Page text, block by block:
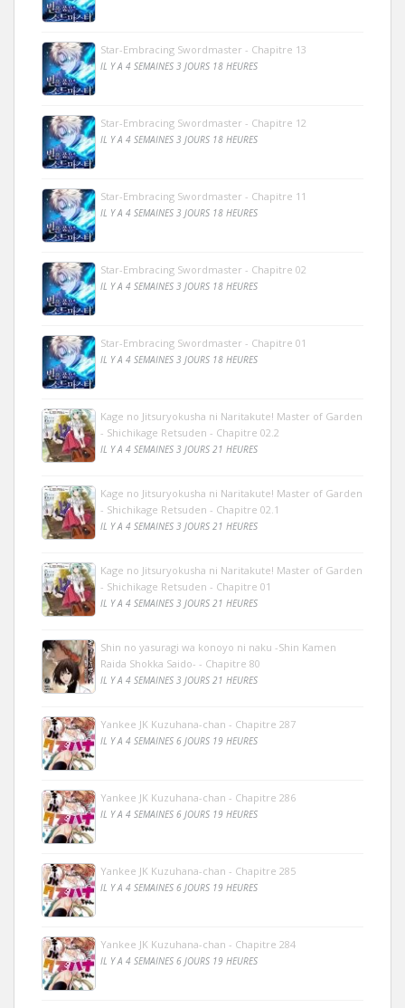
Star-Embracing Swordmaster - Chapitre 13
IL Y A 4 SEMAINES 3 JOURS 18 HEURES
Star-Embracing Swordmaster - Chapitre 12
IL Y A 4 SEMAINES 3 JOURS 18 HEURES
Star-Embracing Swordmaster - Chapitre 11
IL Y A 4 SEMAINES 3 JOURS 18 HEURES
Star-Embracing Swordmaster - Chapitre 02
IL Y A 4 SEMAINES 3 JOURS 18 HEURES
Star-Embracing Swordmaster - Chapitre 01
IL Y A 4 SEMAINES 3 JOURS 18 HEURES
Kage no Jitsuryokusha ni Naritakute! Master of Garden
- Shichikage Retsuden - Chapitre 02.2
IL Y A 4 SEMAINES 3 JOURS 21 HEURES
Kage no Jitsuryokusha ni Naritakute! Master of Garden
- Shichikage Retsuden - Chapitre 02.1
IL Y A 4 SEMAINES 3 JOURS 21 HEURES
Kage no Jitsuryokusha ni Naritakute! Master of Garden
- Shichikage Retsuden - Chapitre 01
IL Y A 4 SEMAINES 3 JOURS 21 HEURES
Shin no yasuragi wa konoyo ni naku -Shin Kamen
Raida Shokka Saido- - Chapitre 80
IL Y A 4 SEMAINES 3 JOURS 21 HEURES
Yankee JK Kuzuhana-chan - Chapitre 287
IL Y A 4 SEMAINES 6 JOURS 19 HEURES
Yankee JK Kuzuhana-chan - Chapitre 286
IL Y A 4 SEMAINES 6 JOURS 19 HEURES
Yankee JK Kuzuhana-chan - Chapitre 285
IL Y A 4 SEMAINES 6 JOURS 19 HEURES
Yankee JK Kuzuhana-chan - Chapitre 284
IL Y A 4 SEMAINES 6 JOURS 19 HEURES